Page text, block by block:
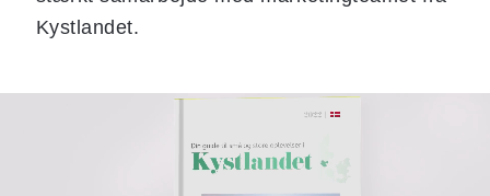
Kystlandet.